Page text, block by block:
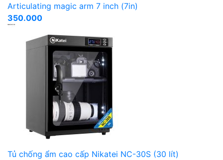
Articulating magic arm 7 inch (7in)
350.000
Tủ chống ẩm cao cấp Nikatei NC-30S (30 lít)